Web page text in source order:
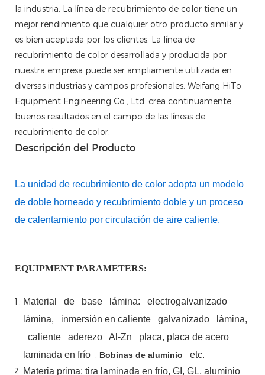
la industria. La línea de recubrimiento de color tiene un
mejor rendimiento que cualquier otro producto similar y
es bien aceptada por los clientes. La línea de
recubrimiento de color desarrollada y producida por
nuestra empresa puede ser ampliamente utilizada en
diversas industrias y campos profesionales. Weifang HiTo
Equipment Engineering Co., Ltd. crea continuamente
buenos resultados en el campo de las líneas de
recubrimiento de color.
Descripción del Producto
La unidad de recubrimiento de color adopta un modelo
de doble horneado y recubrimiento doble y un proceso
de calentamiento por circulación de aire caliente.
EQUIPMENT PARAMETERS:
Material de base lámina:
electrogalvanizado
lámina,
inmersión en caliente galvanizado
lámina,
caliente
aderezo Al-Zn
placa, placa de acero
laminada en frío , Bobinas de aluminio
etc.
Materia prima: tira laminada en frío, GI, GL, aluminio